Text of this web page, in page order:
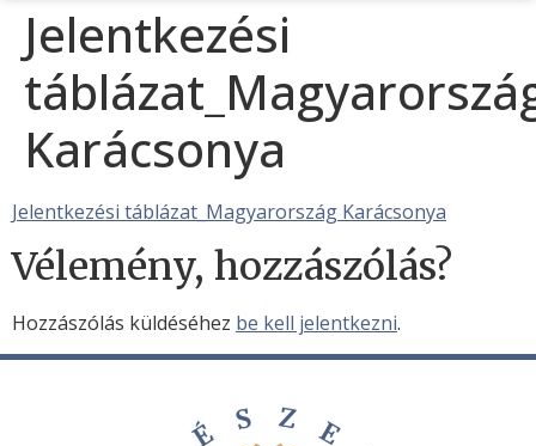
Jelentkezési
Karácsonya
Jelentkezési táblázat_Magyarország Karácsonya
Vélemény, hozzászólás?
Hozzászólás küldéséhez be kell jelentkezni.